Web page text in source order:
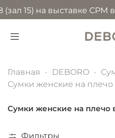
на выставке CPM в
Главная DEBORO
Сумки женские на плечо
Сумки женские на плечо
Фильтры